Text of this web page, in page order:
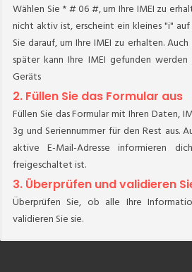
Wählen Sie * # 06 #, um Ihre IMEI zu
nicht aktiv ist, erscheint ein kleines "i"
Sie darauf, um Ihre IMEI zu erhalten.
später kann Ihre IMEI gefunden
Geräts
2. Füllen Sie das Formular aus
Füllen Sie das Formular mit Ihren Daten,
3g und Seriennummer für den Rest aus.
aktive E-Mail-Adresse informieren
freigeschaltet ist.
3. Überprüfen und validieren
Überprüfen Sie, ob alle Ihre
validieren Sie sie.